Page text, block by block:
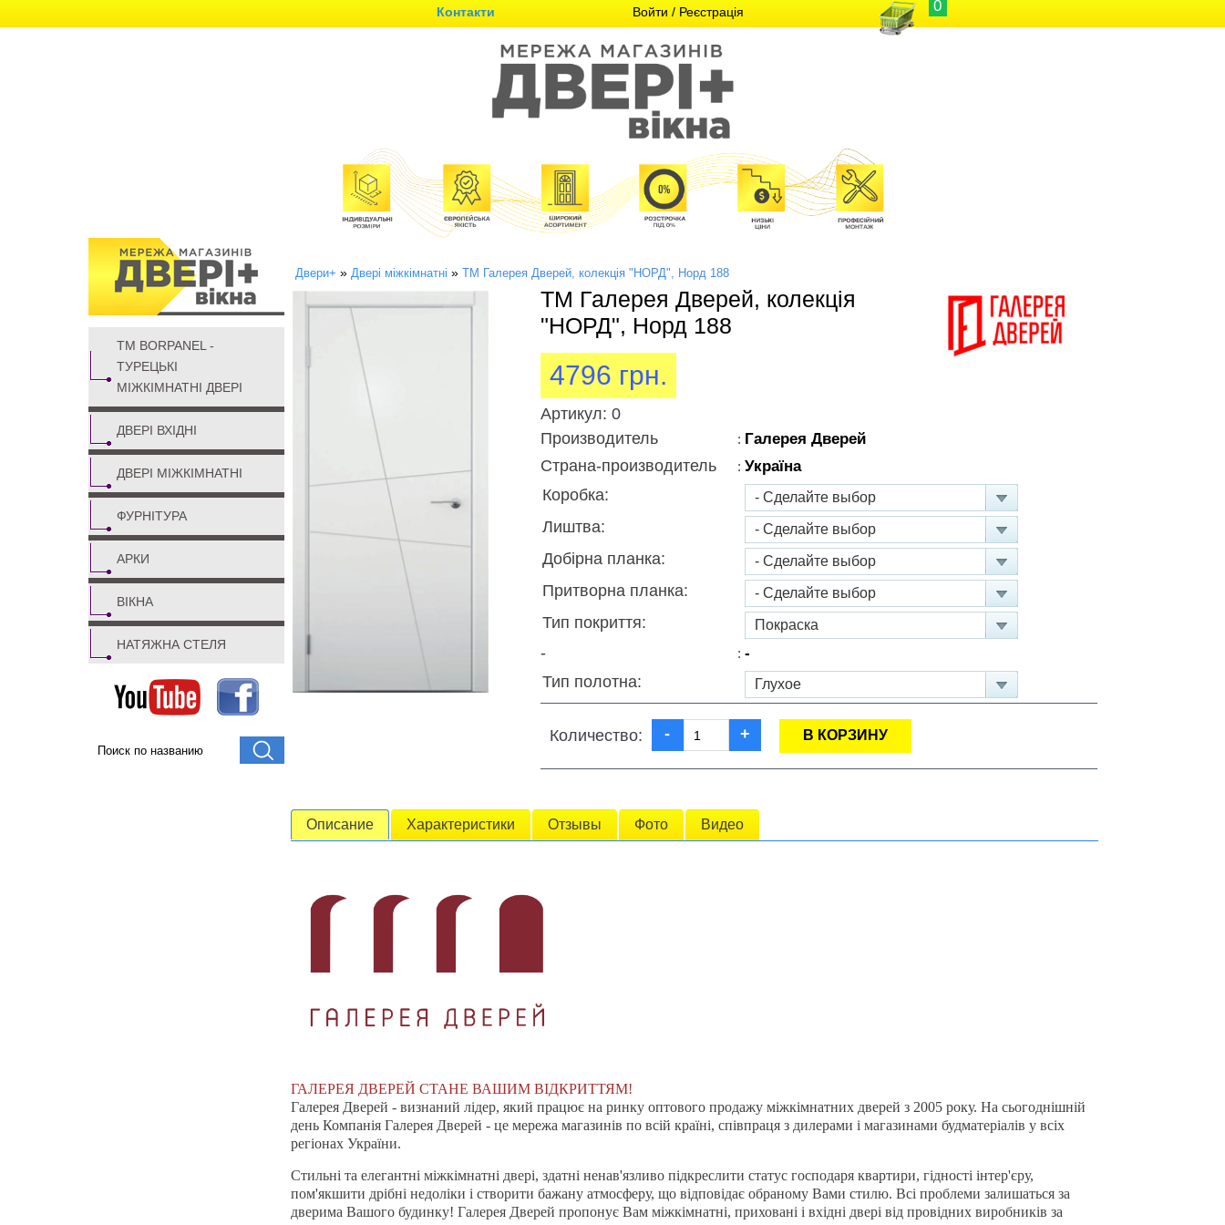
Контакти Войти / Реєстрація 0
ТМ BORPANEL -
ТУРЕЦЬКІ
МІЖКІМНАТНІ ДВЕРІ
ДВЕРІ ВХІДНІ
ДВЕРІ МІЖКІМНАТНІ
ФУРНІТУРА
АРКИ
ВІКНА
НАТЯЖНА СТЕЛЯ
Двери+ » Двері міжкімнатні » TM Галерея Дверей, колекція "НОРД", Норд 188
TM Галерея Дверей, колекція
"НОРД", Норд 188
4796 грн.
Артикул: 0
Производитель
: Галерея Дверей
Страна-производитель : Україна
Коробка:
Лиштва:
Добірна планка:
Притворна планка:
Тип покриття:
-
: -
Тип полотна:
Количество: +
- В КОРЗИНУ
Описание Характеристики Отзывы Фото Видео
ГАЛЕРЕЯ ДВЕРЕЙ СТАНЕ ВАШИМ ВІДКРИТТЯМ!
Галерея Дверей - визнаний лідер, який працює на ринку оптового продажу міжкімнатних дверей з 2005 року. На сьогоднішній
день Компанія Галерея Дверей - це мережа магазинів по всій країні, співпраця з дилерами і магазинами будматеріалів у всіх
регіонах України.
Стильні та елегантні міжкімнатні двері, здатні ненав'язливо підкреслити статус господаря квартири, гідності інтер'єру,
пом'якшити дрібні недоліки і створити бажану атмосферу, що відповідає обраному Вами стилю. Всі проблеми залишаться за
дверима Вашого будинку! Галерея Дверей пропонує Вам міжкімнатні, приховані і вхідні двері від провідних виробників за